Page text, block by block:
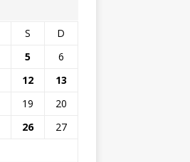
S D
5
6
12
13
19
20
26
27